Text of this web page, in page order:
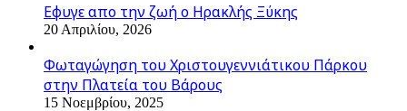
Εφυγε απο την ζωή o Ηρακλής Ξύκης
20 Απριλίου, 2026
Φωταγώγηση του Χριστουγεννιάτικου Πάρκου
στην Πλατεία του Βάρους
15 Νοεμβρίου, 2025